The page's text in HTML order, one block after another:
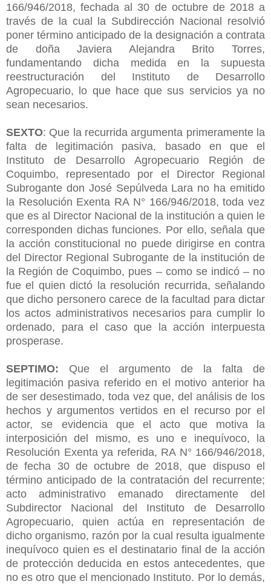
166/946/2018, fechada al 30 de octubre de 2018 a
través de la cual la Subdirección Nacional resolvió
poner término anticipado de la designación a contrata
de doña Javiera Alejandra Brito Torres,
fundamentando dicha medida en la supuesta
reestructuración del Instituto de Desarrollo
Agropecuario, lo que hace que sus servicios ya no
sean necesarios.
SEXTO: Que la recurrida argumenta primeramente la
falta de legitimación pasiva, basado en que el
Instituto de Desarrollo Agropecuario Región de
Coquimbo, representado por el Director Regional
Subrogante don José Sepúlveda Lara no ha emitido
la Resolución Exenta RA N° 166/946/2018, toda vez
que es al Director Nacional de la institución a quien le
corresponden dichas funciones. Por ello, señala que
la acción constitucional no puede dirigirse en contra
del Director Regional Subrogante de la institución de
la Región de Coquimbo, pues – como se indicó – no
fue el quien dictó la resolución recurrida, señalando
que dicho personero carece de la facultad para dictar
los actos administrativos necesarios para cumplir lo
ordenado, para el caso que la acción interpuesta
prosperase.
SEPTIMO: Que el argumento de la falta de
legitimación pasiva referido en el motivo anterior ha
de ser desestimado, toda vez que, del análisis de los
hechos y argumentos vertidos en el recurso por el
actor, se evidencia que el acto que motiva la
interposición del mismo, es uno e inequívoco, la
Resolución Exenta ya referida, RA N° 166/946/2018,
de fecha 30 de octubre de 2018, que dispuso el
término anticipado de la contratación del recurrente;
acto administrativo emanado directamente del
Subdirector Nacional del Instituto de Desarrollo
Agropecuario, quien actúa en representación de
dicho organismo, razón por la cual resulta igualmente
inequívoco quien es el destinatario final de la acción
de protección deducida en estos antecedentes, que
no es otro que el mencionado Instituto. Por lo demás,